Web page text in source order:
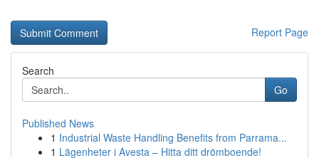
Report Page
Search
Go
Published News
1 Industrial Waste Handling Benefits from Parrama...
1 Lägenheter i Avesta – Hitta ditt drömboende!